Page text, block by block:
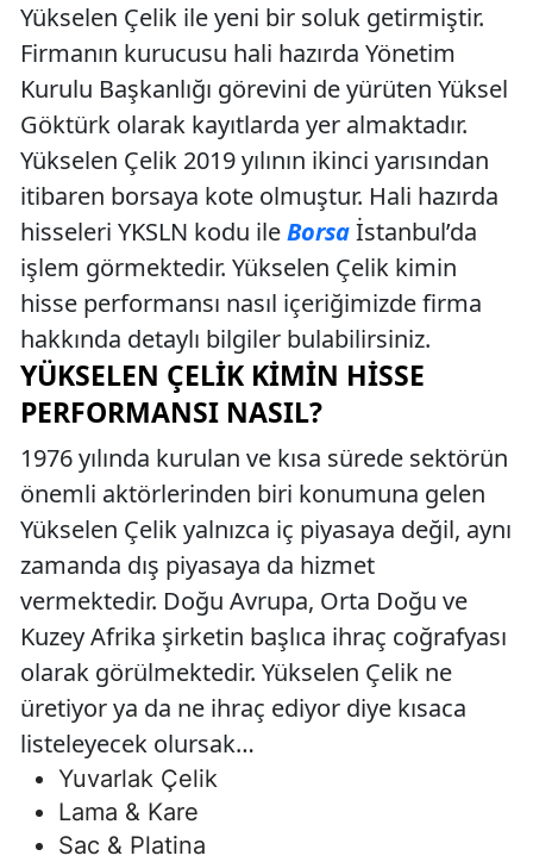
Yükselen Çelik ile yeni bir soluk getirmiştir.
Firmanın kurucusu hali hazırda Yönetim
Kurulu Başkanlığı görevini de yürüten Yüksel
Göktürk olarak kayıtlarda yer almaktadır.
Yükselen Çelik 2019 yılının ikinci yarısından
itibaren borsaya kote olmuştur. Hali hazırda
hisseleri YKSLN kodu ileBorsaİstanbul’da
işlem görmektedir. Yükselen Çelik kimin
hisse performansı nasıl içeriğimizde firma
hakkında detaylı bilgiler bulabilirsiniz.
YÜKSELEN ÇELIK KIMIN HISSE
PERFORMANSI NASIL?
1976 yılında kurulan ve kısa sürede sektörün
önemli aktörlerinden biri konumuna gelen
Yükselen Çelik yalnızca iç piyasaya değil, aynı
zamanda dış piyasaya da hizmet
vermektedir. Doğu Avrupa, Orta Doğu ve
Kuzey Afrika şirketin başlıca ihraç coğrafyası
olarak görülmektedir. Yükselen Çelik ne
üretiyor ya da ne ihraç ediyor diye kısaca
listeleyecek olursak…
Yuvarlak Çelik
Lama & Kare
Sac & Platina